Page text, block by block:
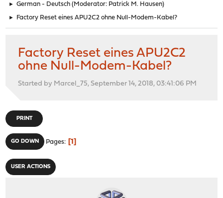
► German - Deutsch (Moderator: Patrick M. Hausen)
► Factory Reset eines APU2C2 ohne Null-Modem-Kabel?
Factory Reset eines APU2C2
ohne Null-Modem-Kabel?
Started by Marcel_75, September 14, 2018, 03:41:06 PM
PRINT
GO DOWN Pages 1
USER ACTIONS